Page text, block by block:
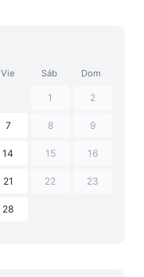
Vie Sáb Dom
1 2
7 8 9
14 15 16
21 22 23
28